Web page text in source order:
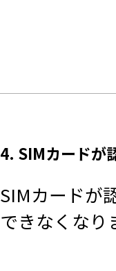
4. SIMカードが
SIMカードが
できなくなり